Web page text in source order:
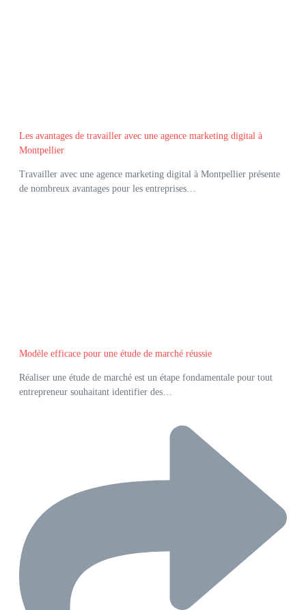
Les avantages de travailler avec une agence marketing digital à
Montpellier
Travailler avec une agence marketing digital à Montpellier présente
de nombreux avantages pour les entreprises…
Modèle efficace pour une étude de marché réussie
Réaliser une étude de marché est un étape fondamentale pour tout
entrepreneur souhaitant identifier des…